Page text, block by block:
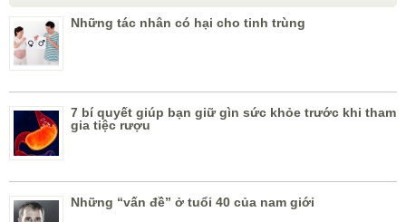
Những tác nhân có hại cho tinh trùng
7 bí quyết giúp bạn giữ gìn sức khỏe trước khi tham
gia tiệc rượu
Những “vấn đề” ở tuổi 40 của nam giới